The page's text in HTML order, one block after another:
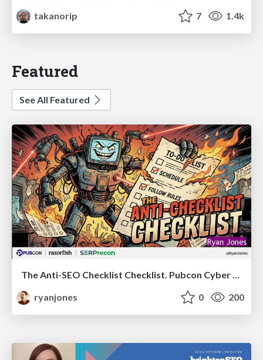
takanorip
7 1.4k
Featured
See All Featured
The Anti-SEO Checklist Checklist. Pubcon Cyber Week
ryanjones
0 200